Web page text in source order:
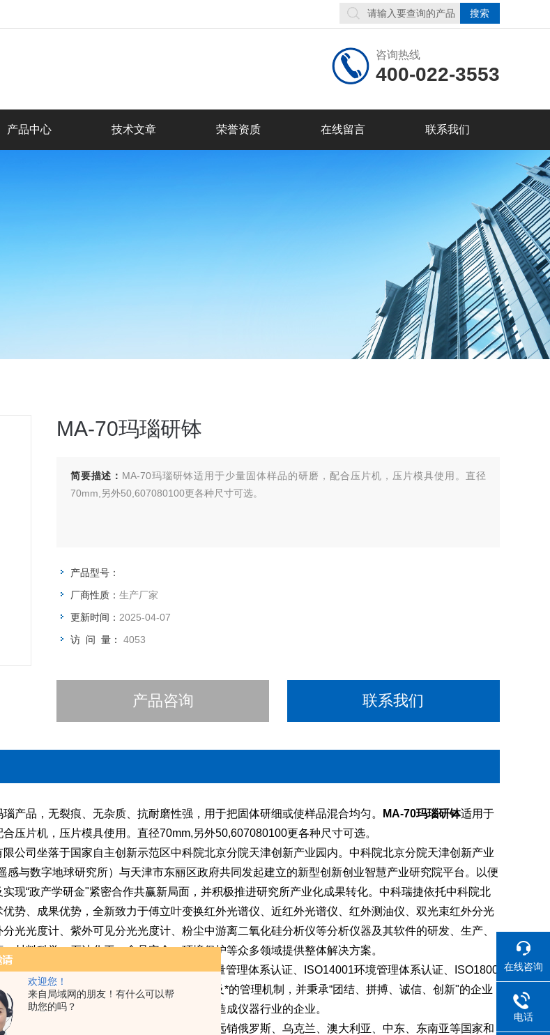
欢迎您！
来自局域网的朋友！有什么可以帮
助您的吗？
咨询热线
400-022-3553
产品中心 技术文章 荣誉资质 在线留言 联系我们
MA-70玛瑙研钵
简要描述： MA-70玛瑙研钵适用于少量固体样品的研磨，配合压片机，压片模具使用。直径
70mm,另外50,607080100更各种尺寸可选。
产品型号：
厂商性质： 生产厂家
更新时间： 2025-04-07
访 问 量： 4053
产品咨询 联系我们
瑙产品，无裂痕、无杂质、抗耐磨性强，用于把固体研细或使样品混合均匀。 MA-70玛瑙研钵适用于
压片机，压片模具使用。直径70mm,另外50,607080100更各种尺寸可选。
公司坐落于国家自主创新示范区中科院北京分院天津创新产业园内。中科院北京分院天津创新产业
感与数字地球研究所）与天津市东丽区政府共同发起建立的新型创新创业智慧产业研究院平台。以便
现“政产学研金"紧密合作共赢新局面，并积极推进研究所产业化成果转化。中科瑞捷依托中科院北
势、成果优势，全新致力于傅立叶变换红外光谱仪、近红外光谱仪、红外测油仪、双光束红外分光
光光度计、紫外可见分光光度计、粉尘中游离二氧化硅分析仪等分析仪器及其软件的研发、生产、
材料科学、石油化工、食品安全、环境保护等众多领域提供整体解决方案。
技术及软件著作权，并通过了ISO9001质量管理体系认证、ISO14001环境管理体系认证、ISO1800
证 。公司采用先进的生产设备，检测设备及*的管理机制，并秉承“团结、拼搏、诚信、创新"的企业
原则，提高自主创新能力，立志把公司打造成仪器行业的企业。
海外地区设立了分销服务机构，产品远销远销俄罗斯、乌克兰、澳大利亚、中东、东南亚等国家和
在线咨询
电话